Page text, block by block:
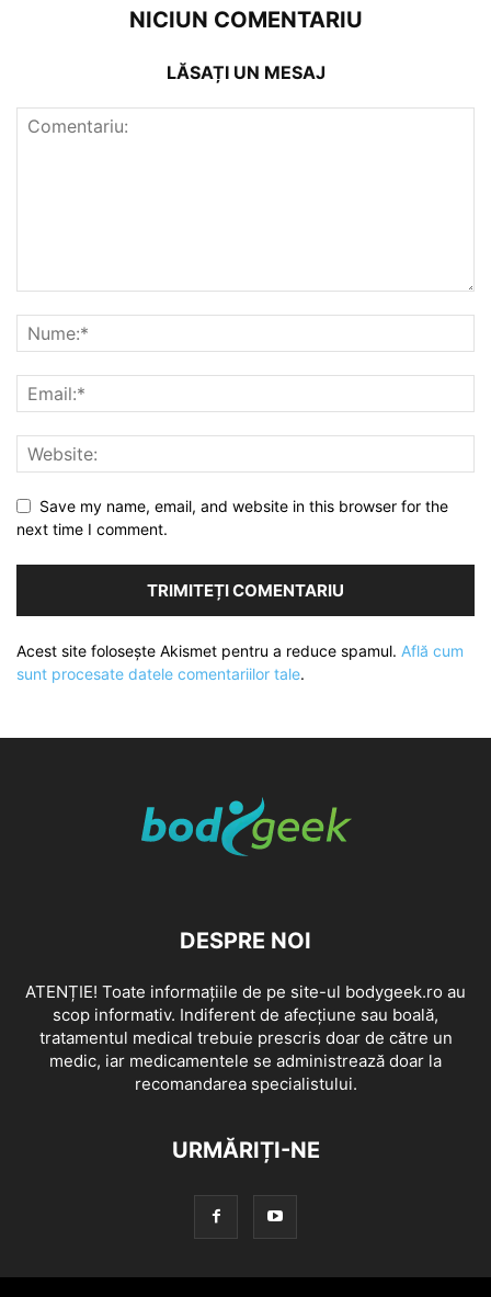
NICIUN COMENTARIU
LĂSAȚI UN MESAJ
Save my name, email, and website in this browser for the
next time I comment.
Acest site folosește Akismet pentru a reduce spamul. Află cum
sunt procesate datele comentariilor tale.
DESPRE NOI
ATENȚIE! Toate informațiile de pe site-ul bodygeek.ro au
scop informativ. Indiferent de afecțiune sau boală,
tratamentul medical trebuie prescris doar de către un
medic, iar medicamentele se administrează doar la
recomandarea specialistului.
URMĂRIȚI-NE